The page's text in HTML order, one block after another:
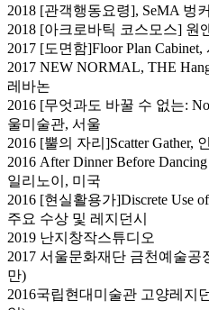
2018 [관객행동요령], SeMA 벙
2018 [아크로바틱 코스모스] 원
2017 [도면함]Floor Plan
2017 NEW NORMAL, THE
레바논
2016 [무엇과도 바꿀 수 없는:
울미술관, 서울
2016 [뿔의 자리]Scatter Gather,
2016 After Dinner Before
일리노이, 미국
2016 [현실활용가]Discrete Use
주요 수상 및 레지던시
2019 난지창작스튜디오
2017 서울문화재단 금천예술공
만)
2016국립현대미술관 고양레지